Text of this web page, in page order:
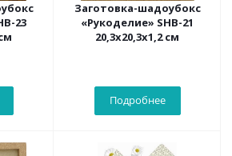
23
Заготовка-шадоубокс
«Рукоделие» SHB-21
20,3х20,3х1,2 см
Подробнее